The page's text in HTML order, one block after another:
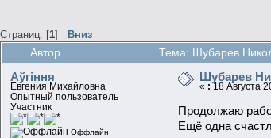
Страниц: [1] Вниз
Автор Тема: Шубарев
Aўгiння
Евгения Михайловна
Опытный пользователь
Участник
Оффлайн
Шубарев
« :18 Августа
Продолжаю
Ещё одна